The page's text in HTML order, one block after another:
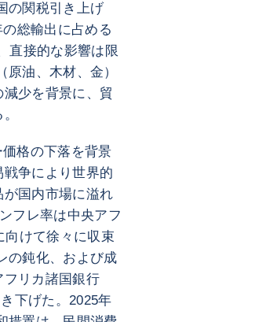
の関税引き上げ
総輸出に占める
直接的な影響は限
油、木材、金）
少を背景に、貿
格の下落を背景
争により世界的
国内市場に溢れ
フレ率は中央アフ
向けて徐々に収束
の鈍化、および成
リカ諸国銀行
下げた。2025年